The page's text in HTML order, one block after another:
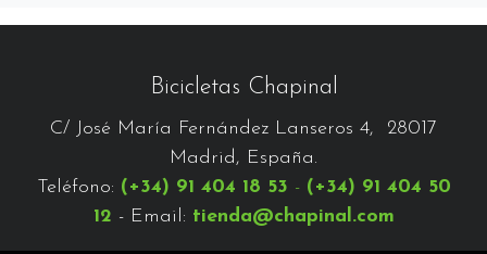
Bicicletas Chapinal
C/ José María Fernández Lanseros 4, 28017
Madrid, España.
Teléfono: (+34) 91 404 18 53 - (+34) 91 404 50
12 - Email: tienda@chapinal.com